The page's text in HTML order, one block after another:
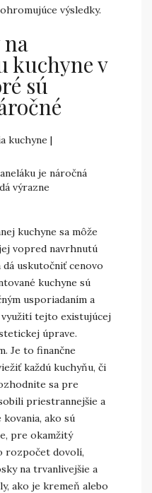
výsledky.
na
kuchyne v
sú
je náročná
výrazne
kuchyne sa môže
vopred navrhnutú
uskutočniť cenovo
kuchyne sú
usporiadaním a
tejto existujúcej
úprave.
Je to finančne
každú kuchyňu, či
sa pre
priestrannejšie a
ako sú
pre okamžitý
rozpočet dovolí,
na trvanlivejšie a
ako je kremeň alebo